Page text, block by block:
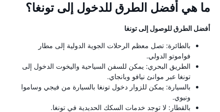
ما هي أفضل الطرق للدخول إلى تونغا؟
أفضل الطرق للوصول إلى تونغا
بالطائرة: تصل معظم الرحلات الجوية الدولية إلى مطار
فواموتو الدولي.
الطريق البحري: يمكن للسفن السياحية واليخوت الدخول إلى
تونغا عبر موانئ نيافو وبانجاي.
بالسيارة: يمكن للزوار دخول تونغا بالسيارة من فيجي وساموا
ونيوي.
بالقطار: لا توجد خدمات السكك الحديدية في تونغا.